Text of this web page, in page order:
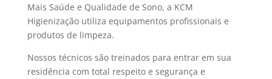
Mais Saúde e Qualidade de Sono, a KCM
Higienização utiliza equipamentos profissionais e
produtos de limpeza.
Nossos técnicos são treinados para entrar em sua
residência com total respeito e segurança e